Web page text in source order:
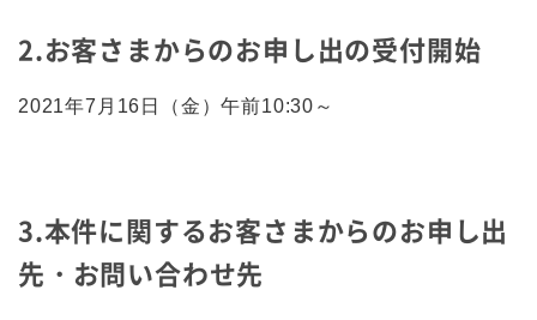
2.お客さまからのお申し出の受付開始
2021年7月16日（金）午前10:30～
3.本件に関するお客さまからのお申し出
先・お問い合わせ先